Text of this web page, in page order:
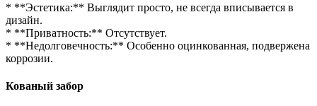
* **Эстетика:** Выглядит просто, не всегда вписывается в
дизайн.
* **Приватность:** Отсутствует.
* **Недолговечность:** Особенно оцинкованная, подвержена
коррозии.
Кованый забор